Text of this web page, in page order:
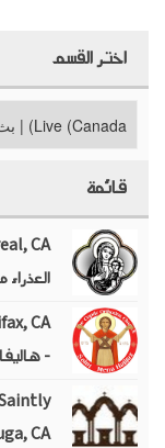
اختر القسم
قائمة
-